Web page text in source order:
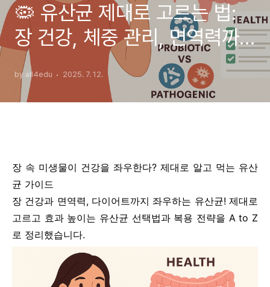
🦠 유산균 제대로 고르는 법:
장 건강, 체중 관리, 면역력까
지
by all4edu 2025. 7. 12.
장 속 미생물이 건강을 좌우한다? 제대로 알고 먹는 유산
균 가이드
장 건강과 면역력, 다이어트까지 좌우하는 유산균! 제대로
고르고 효과 높이는 유산균 선택법과 복용 전략을 A to Z
로 정리했습니다.